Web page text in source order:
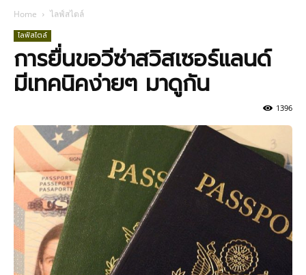
Home ไลฟ์สไตล์
ไลฟ์สไตล์
การยื่นขอวีซ่าสวิสเซอร์แลนด์
มีเทคนิคง่ายๆ มาดูกัน
1396